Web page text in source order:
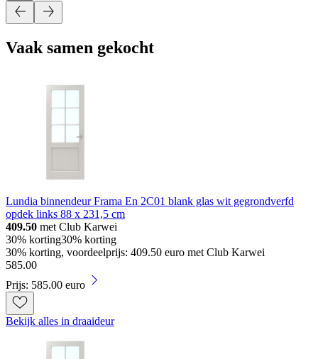
Vaak samen gekocht
Lundia binnendeur Frama En 2C01 blank glas wit gegrondverfd
opdek links 88 x 231,5 cm
409.50 met Club Karwei
30% korting30% korting
30% korting, voordeelprijs: 409.50 euro met Club Karwei
585.00
Prijs: 585.00 euro
Bekijk alles in draaideur